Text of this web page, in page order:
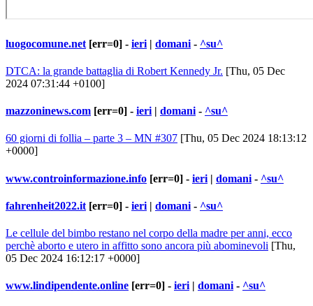
luogocomune.net [err=0] - ieri | domani - ^su^
DTCA: la grande battaglia di Robert Kennedy Jr. [Thu, 05 Dec
2024 07:31:44 +0100]
mazzoninews.com [err=0] - ieri | domani - ^su^
60 giorni di follia – parte 3 – MN #307 [Thu, 05 Dec 2024 18:13:12
+0000]
www.controinformazione.info [err=0] - ieri | domani - ^su^
fahrenheit2022.it [err=0] - ieri | domani - ^su^
Le cellule del bimbo restano nel corpo della madre per anni, ecco
perchè aborto e utero in affitto sono ancora più abominevoli [Thu,
05 Dec 2024 16:12:17 +0000]
www.lindipendente.online [err=0] - ieri| domani- ^su^